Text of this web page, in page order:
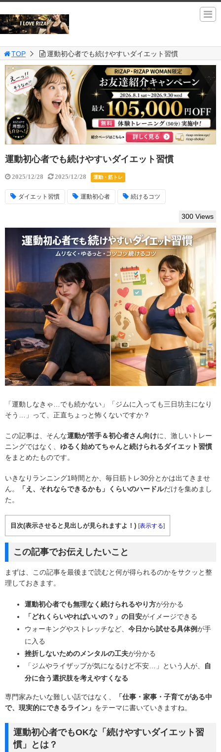
TOP 運動初心者でも続けやすいダイエット習慣
運動初心者でも続けやすいダイエット習慣
2025/12/28 2025/12/28 運動・筋トレ
ダイエット習慣 運動初心者 続けるコツ
300 Views
「運動しなきゃ…でも続かない」「ジムに入っても三日坊主になり
そう…」って、正直ちょっと怖くないですか？
この記事は、そんな運動が苦手＆初心者さん向けに、激しいトレー
ニングではなく、 ゆるく始めてちゃんと続けられるダイエット習慣
をまとめたものです。
いきなりランニング1時間とか、毎日筋トレ30分とかは出てきませ
ん。
「え、それならできるかも」くらいのハードルだけを集めまし
た。
目次(表示させると見出しが見られますよ！) [表示する]
この記事でお伝えしたいこと
まずは、この記事を最後まで読むと何が得られるのかをサクッと整
理しておきます。
運動初心者でも無理なく続けられるやり方が分かる
「どれくらいやればいいの？」の目安がイメージできる
ウォーキングやストレッチなど、 今日から試せる具体例が手
に入る
挫折しないためのメンタルの工夫が分かる
「ジムやライザップが気になるけど不安…」という人が、
自
分に合う選択肢を考えやすくなる
専門家みたいな難しい話ではなく、
「仕事・家事・子育てがある中
で、現実的にできるライン」 をテーマに書いていきますね。
運動初心者でもOKな「続けやすいダイエット習
慣」とは？